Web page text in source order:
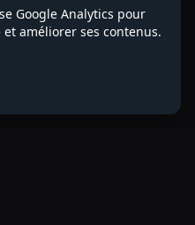
Google Analytics pour
améliorer ses contenus.